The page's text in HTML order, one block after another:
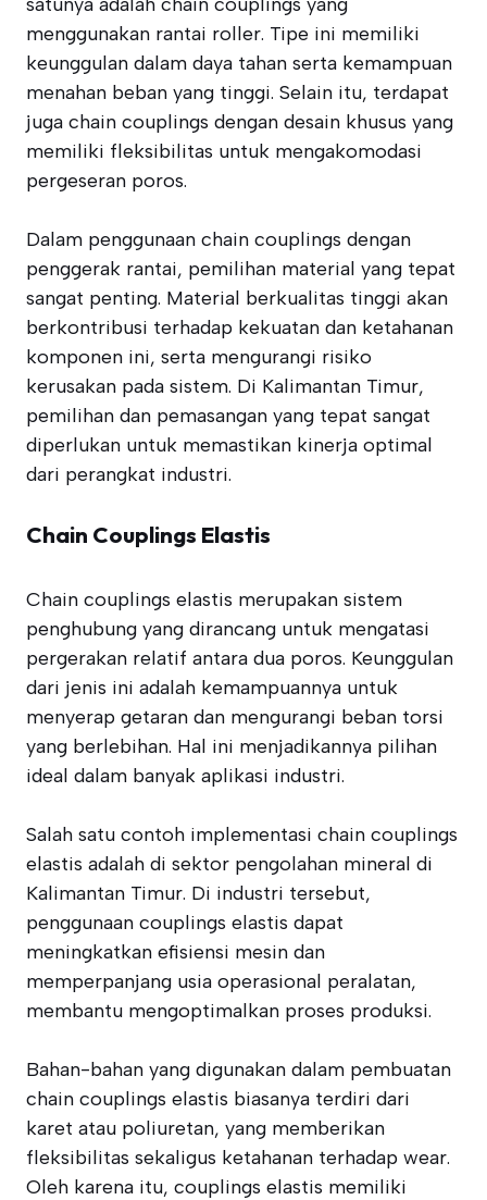
menggunakan rantai roller. Tipe ini memiliki
keunggulan dalam daya tahan serta kemampuan
menahan beban yang tinggi. Selain itu, terdapat
juga chain couplings dengan desain khusus yang
memiliki fleksibilitas untuk mengakomodasi
pergeseran poros.
Dalam penggunaan chain couplings dengan
penggerak rantai, pemilihan material yang tepat
sangat penting. Material berkualitas tinggi akan
berkontribusi terhadap kekuatan dan ketahanan
komponen ini, serta mengurangi risiko
kerusakan pada sistem. Di Kalimantan Timur,
pemilihan dan pemasangan yang tepat sangat
diperlukan untuk memastikan kinerja optimal
dari perangkat industri.
Chain Couplings Elastis
Chain couplings elastis merupakan sistem
penghubung yang dirancang untuk mengatasi
pergerakan relatif antara dua poros. Keunggulan
dari jenis ini adalah kemampuannya untuk
menyerap getaran dan mengurangi beban torsi
yang berlebihan. Hal ini menjadikannya pilihan
ideal dalam banyak aplikasi industri.
Salah satu contoh implementasi chain couplings
elastis adalah di sektor pengolahan mineral di
Kalimantan Timur. Di industri tersebut,
penggunaan couplings elastis dapat
meningkatkan efisiensi mesin dan
memperpanjang usia operasional peralatan,
membantu mengoptimalkan proses produksi.
Bahan-bahan yang digunakan dalam pembuatan
chain couplings elastis biasanya terdiri dari
karet atau poliuretan, yang memberikan
fleksibilitas sekaligus ketahanan terhadap wear.
Oleh karena itu, couplings elastis memiliki